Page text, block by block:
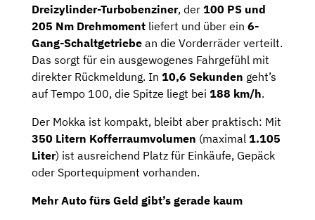
Dreizylinder-Turbobenziner, der 100 PS und
205 Nm Drehmoment liefert und über ein 6-
Gang-Schaltgetriebe an die Vorderräder verteilt.
Das sorgt für ein ausgewogenes Fahrgefühl mit
direkter Rückmeldung. In 10,6 Sekunden geht’s
auf Tempo 100, die Spitze liegt bei 188 km/h.
Der Mokka ist kompakt, bleibt aber praktisch: Mit
350 Litern Kofferraumvolumen (maximal 1.105
Liter) ist ausreichend Platz für Einkäufe, Gepäck
oder Sportequipment vorhanden.
Mehr Auto fürs Geld gibt’s gerade kaum